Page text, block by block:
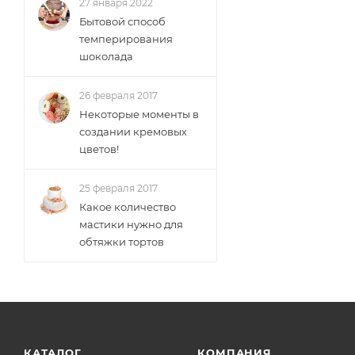
27 января 2022
Бытовой способ
темперирования
шоколада
26 февраля 2017
Некоторые моменты в
создании кремовых
цветов!
25 февраля 2017
Какое количество
мастики нужно для
обтяжки тортов